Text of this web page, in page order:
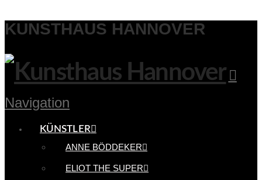
KUNSTHAUS HANNOVER
Navigation
KÜNSTLER
ANNE BÖDDEKER
ELIOT THE SUPER